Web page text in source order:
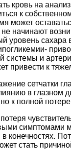
кровь на
к
может
не начинают
уровень сахара
системы и
привести к
сетчатки
в глазном
к полной
симптомами
конечностях.
стать